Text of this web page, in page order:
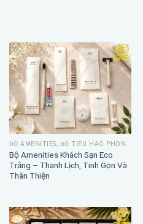
Bộ Amenities Khách Sạn Eco
Trắng – Thanh Lịch, Tinh Gọn Và
Thân Thiện